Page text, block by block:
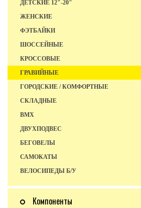
ДЕТСКИЕ 12"-20"
ЖЕНСКИЕ
ФЭТБАЙКИ
ШОССЕЙНЫЕ
КРОССОВЫЕ
ГРАВИЙНЫЕ
ГОРОДСКИЕ / КОМФОРТНЫЕ
СКЛАДНЫЕ
BMX
ДВУХПОДВЕС
БЕГОВЕЛЫ
САМОКАТЫ
ВЕЛОСИПЕДЫ Б/У
Компоненты